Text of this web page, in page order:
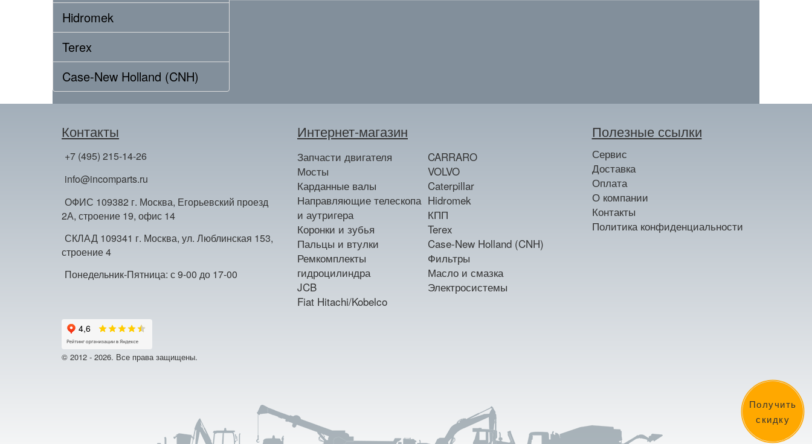
Получить
скидку
Hidromek
Terex
Case-New Holland (CNH)
Контакты
+7 (495) 215-14-26
info@incomparts.ru
ОФИС 109382 г. Москва, Егорьевский проезд
2А, строение 19, офис 14
СКЛАД 109341 г. Москва, ул. Люблинская 153,
строение 4
Понедельник-Пятница: с 9-00 до 17-00
Интернет-магазин
Запчасти двигателя
Мосты
Карданные валы
Направляющие телескопа
и аутригера
Коронки и зубья
Пальцы и втулки
Ремкомплекты
гидроцилиндра
JCB
Fiat Hitachi/Kobelco
CARRARO
VOLVO
Caterpillar
Hidromek
КПП
Terex
Case-New Holland (CNH)
Фильтры
Масло и смазка
Электросистемы
Полезные ссылки
Сервис
Доставка
Оплата
О компании
Контакты
Политика конфиденциальности
© 2012 - 2026. Все права защищены.